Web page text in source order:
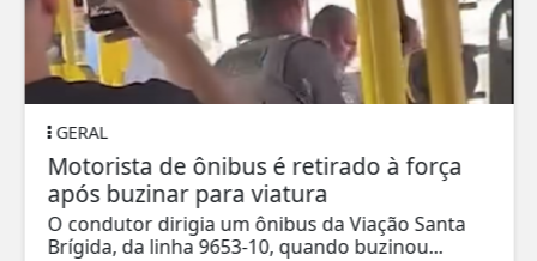
GERAL
Motorista de ônibus é retirado à força
após buzinar para viatura
O condutor dirigia um ônibus da Viação Santa
Brígida, da linha 9653-10, quando buzinou...